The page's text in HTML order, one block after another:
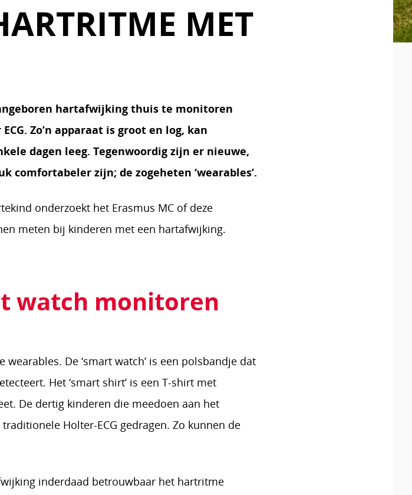
MET
hartafwijking thuis te monitoren
Zo’n apparaat is groot en log, kan
dagen leeg. Tegenwoordig zijn er nieuwe,
comfortabeler zijn; de zogeheten ‘wearables’.
onderzoekt het Erasmus MC of deze
meten bij kinderen met een hartafwijking.
van Kerkhof over haar
watch monitoren
De ‘smart watch’ is een polsbandje dat
Het ‘smart shirt’ is een T-shirt met
De dertig kinderen die meedoen aan het
Holter-ECG gedragen. Zo kunnen de
inderdaad betrouwbaar het hartritme